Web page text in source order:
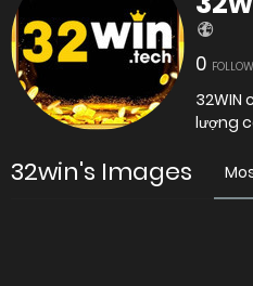
0
32win's Images